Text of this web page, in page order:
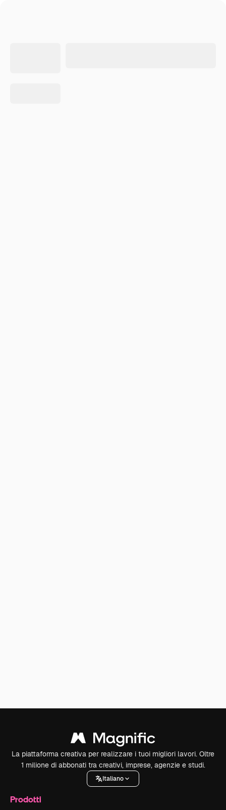
La piattaforma creativa per realizzare i tuoi migliori lavori. Oltre
1 milione di abbonati tra creativi, imprese, agenzie e studi.
Italiano
Prodotti